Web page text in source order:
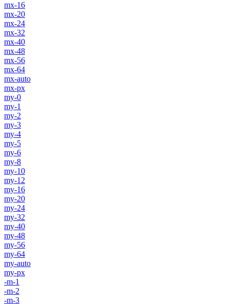
mx-16
mx-20
mx-24
mx-32
mx-40
mx-48
mx-56
mx-64
mx-auto
mx-px
my-0
my-1
my-2
my-3
my-4
my-5
my-6
my-8
my-10
my-12
my-16
my-20
my-24
my-32
my-40
my-48
my-56
my-64
my-auto
my-px
-m-1
-m-2
-m-3